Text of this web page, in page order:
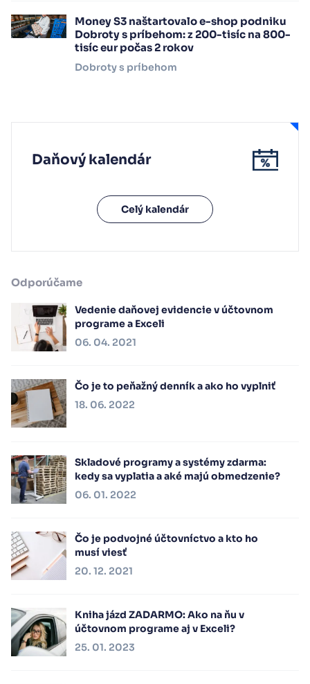
Money S3 naštartovalo e-shop podniku
Dobroty s príbehom: z 200-tisíc na 800-
tisíc eur počas 2 rokov
Dobroty s príbehom
Daňový kalendár
Celý kalendár
Odporúčame
Vedenie daňovej evidencie v účtovnom
programe a Exceli
06. 04. 2021
Čo je to peňažný denník a ako ho vyplniť
18. 06. 2022
Skladové programy a systémy zdarma:
kedy sa vyplatia a aké majú obmedzenie?
06. 01. 2022
Čo je podvojné účtovníctvo a kto ho
musí viesť
20. 12. 2021
Kniha jázd ZADARMO: Ako na ňu v
účtovnom programe aj v Exceli?
25. 01. 2023